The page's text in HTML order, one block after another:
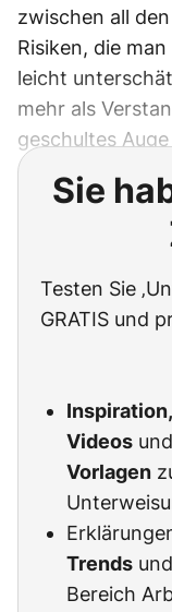
zwischen all
Risiken, die
leicht
mehr als
geschultes
Sie
Testen Sie
GRATIS und
Videos und
Vorlagen
Trends und
Bereich